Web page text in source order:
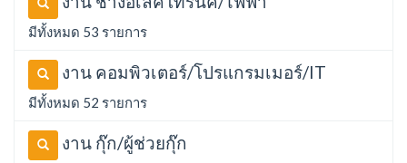
มีทั้งหมด 53 รายการ
งาน คอมพิวเตอร์/โปรแกรมเมอร์/IT
มีทั้งหมด 52 รายการ
งาน กุ๊ก/ผู้ช่วยกุ๊ก